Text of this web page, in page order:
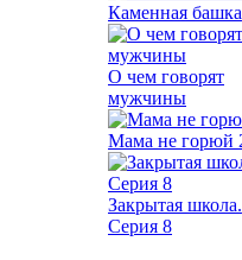
Каменная башка
О чем говорят
мужчины
Мама не горюй
Закрытая школа.
Серия 8